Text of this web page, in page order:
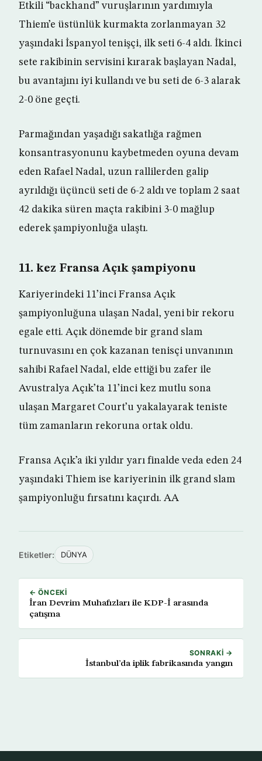
Etkili “backhand” vuruşlarının yardımıyla
Thiem’e üstünlük kurmakta zorlanmayan 32
yaşındaki İspanyol tenişçi, ilk seti 6-4 aldı. İkinci
sete rakibinin servisini kırarak başlayan Nadal,
bu avantajını iyi kullandı ve bu seti de 6-3 alarak
2-0 öne geçti.
Parmağından yaşadığı sakatlığa rağmen
konsantrasyonunu kaybetmeden oyuna devam
eden Rafael Nadal, uzun rallilerden galip
ayrıldığı üçüncü seti de 6-2 aldı ve toplam 2 saat
42 dakika süren maçta rakibini 3-0 mağlup
ederek şampiyonluğa ulaştı.
11. kez Fransa Açık şampiyonu
Kariyerindeki 11’inci Fransa Açık
şampiyonluğuna ulaşan Nadal, yeni bir rekoru
egale etti. Açık dönemde bir grand slam
turnuvasını en çok kazanan tenisçi unvanının
sahibi Rafael Nadal, elde ettiği bu zafer ile
Avustralya Açık’ta 11’inci kez mutlu sona
ulaşan Margaret Court’u yakalayarak teniste
tüm zamanların rekoruna ortak oldu.
Fransa Açık’a iki yıldır yarı finalde veda eden 24
yaşındaki Thiem ise kariyerinin ilk grand slam
şampiyonluğu fırsatını kaçırdı. AA
Etiketler: DÜNYA
← ÖNCEKI
İran Devrim Muhafızları ile KDP-İ arasında
çatışma
SONRAKI →
İstanbul’da iplik fabrikasında yangın